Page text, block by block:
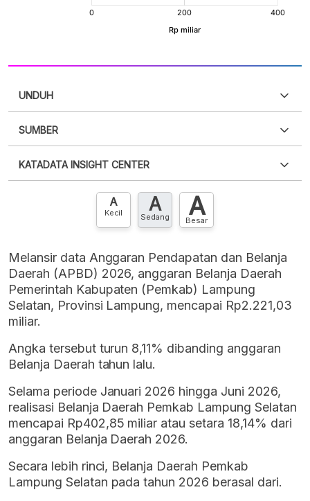
UNDUH
XLS
SUMBER
punya akun?Silakan Daftar sekarang
KATADATA INSIGHT CENTER
Hubungi sekarang »
A
Kecil A
Sedang A
Besar
Melansir data Anggaran Pendapatan dan Belanja
Daerah (APBD) 2026, anggaran Belanja Daerah
Pemerintah Kabupaten (Pemkab) Lampung
Selatan, Provinsi Lampung, mencapai Rp2.221,03
miliar.
Angka tersebut turun 8,11% dibanding anggaran
Belanja Daerah tahun lalu.
Selama periode Januari 2026 hingga Juni 2026,
realisasi Belanja Daerah Pemkab Lampung Selatan
mencapai Rp402,85 miliar atau setara 18,14% dari
anggaran Belanja Daerah 2026.
Secara lebih rinci, Belanja Daerah Pemkab
Lampung Selatan pada tahun 2026 berasal dari.